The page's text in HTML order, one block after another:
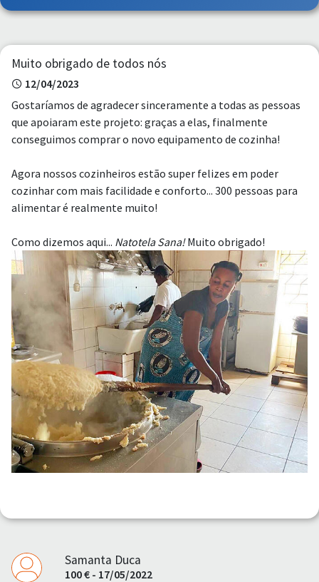
Muito obrigado de todos nós
12/04/2023
Gostaríamos de agradecer sinceramente a todas as pessoas
que apoiaram este projeto: graças a elas, finalmente
conseguimos comprar o novo equipamento de cozinha!
Agora nossos cozinheiros estão super felizes em poder
cozinhar com mais facilidade e conforto... 300 pessoas para
alimentar é realmente muito!
Como dizemos aqui... Natotela Sana!Muito obrigado!
Samanta Duca
100 € - 17/05/2022